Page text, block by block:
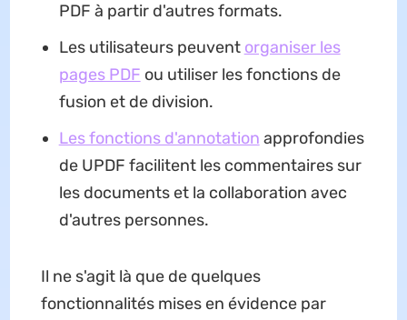
PDF à partir d'autres formats.
Les utilisateurs peuvent organiser les
pages PDF ou utiliser les fonctions de
fusion et de division.
Les fonctions d'annotation approfondies
de UPDF facilitent les commentaires sur
les documents et la collaboration avec
d'autres personnes.
Il ne s'agit là que de quelques
fonctionnalités mises en évidence par